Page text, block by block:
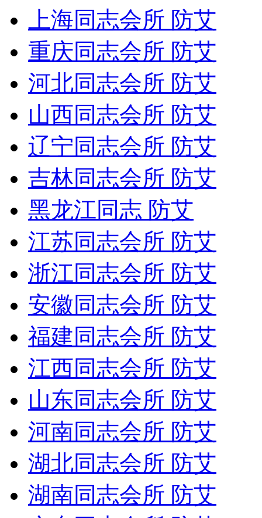
上海同志会所 防艾
重庆同志会所 防艾
河北同志会所 防艾
山西同志会所 防艾
辽宁同志会所 防艾
吉林同志会所 防艾
黑龙江同志 防艾
江苏同志会所 防艾
浙江同志会所 防艾
安徽同志会所 防艾
福建同志会所 防艾
江西同志会所 防艾
山东同志会所 防艾
河南同志会所 防艾
湖北同志会所 防艾
湖南同志会所 防艾